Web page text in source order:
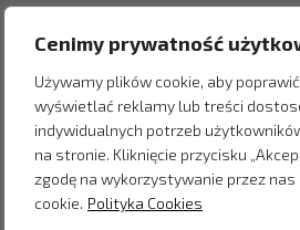
Cenimy prywatność
Używamy plików cookie, aby
wyświetlać reklamy lub treści
indywidualnych potrzeb
na stronie. Kliknięcie przycisku
zgodę na wykorzystywanie przez nas
cookie. Polityka Cookies
Zapytaj o cenę w salonie: